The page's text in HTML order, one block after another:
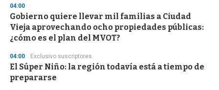
04:00
Gobierno quiere llevar mil familias a Ciudad
Vieja aprovechando ocho propiedades públicas:
¿cómo es el plan del MVOT?
04:00 Exclusivo suscriptores
El Súper Niño: la región todavía está a tiempo de
prepararse